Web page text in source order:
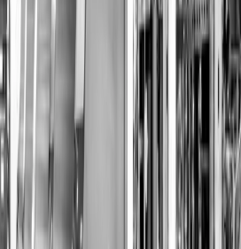
2018 stellte die
Mittelpunkt und nutzte
Set („Where, why,
zur Darstellung von
Fortschritt und
Die Berichte
international
zählen zu den besten